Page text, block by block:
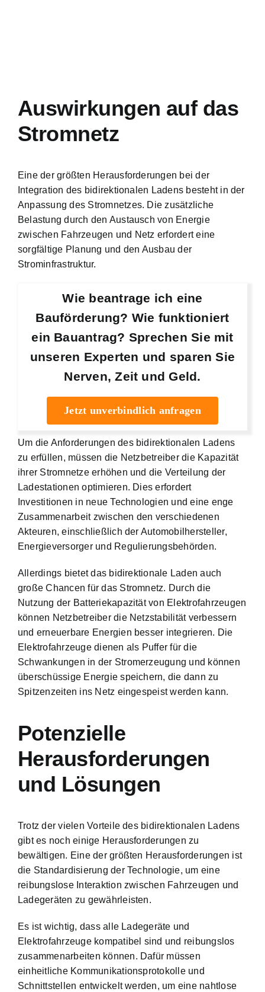
Auswirkungen auf das
Stromnetz
Eine der größten Herausforderungen bei der
Integration des bidirektionalen Ladens besteht in der
Anpassung des Stromnetzes. Die zusätzliche
Belastung durch den Austausch von Energie
zwischen Fahrzeugen und Netz erfordert eine
sorgfältige Planung und den Ausbau der
Strominfrastruktur.
Wie beantrage ich eine
Bauförderung? Wie funktioniert
ein Bauantrag? Sprechen Sie mit
unseren Experten und sparen Sie
Nerven, Zeit und Geld.
Jetzt unverbindlich anfragen
Um die Anforderungen des bidirektionalen Ladens
zu erfüllen, müssen die Netzbetreiber die Kapazität
ihrer Stromnetze erhöhen und die Verteilung der
Ladestationen optimieren. Dies erfordert
Investitionen in neue Technologien und eine enge
Zusammenarbeit zwischen den verschiedenen
Akteuren, einschließlich der Automobilhersteller,
Energieversorger und Regulierungsbehörden.
Allerdings bietet das bidirektionale Laden auch
große Chancen für das Stromnetz. Durch die
Nutzung der Batteriekapazität von Elektrofahrzeugen
können Netzbetreiber die Netzstabilität verbessern
und erneuerbare Energien besser integrieren. Die
Elektrofahrzeuge dienen als Puffer für die
Schwankungen in der Stromerzeugung und können
überschüssige Energie speichern, die dann zu
Spitzenzeiten ins Netz eingespeist werden kann.
Potenzielle
Herausforderungen
und Lösungen
Trotz der vielen Vorteile des bidirektionalen Ladens
gibt es noch einige Herausforderungen zu
bewältigen. Eine der größten Herausforderungen ist
die Standardisierung der Technologie, um eine
reibungslose Interaktion zwischen Fahrzeugen und
Ladegeräten zu gewährleisten.
Es ist wichtig, dass alle Ladegeräte und
Elektrofahrzeuge kompatibel sind und reibungslos
zusammenarbeiten können. Dafür müssen
einheitliche Kommunikationsprotokolle und
Schnittstellen entwickelt werden, um eine nahtlose